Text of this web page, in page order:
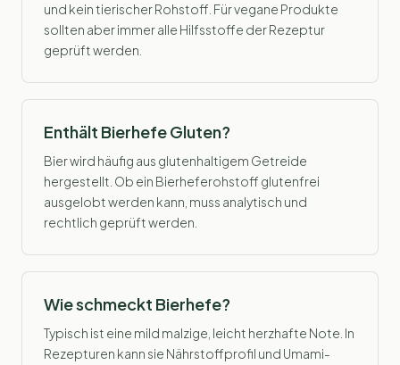
und kein tierischer Rohstoff. Für vegane Produkte
sollten aber immer alle Hilfsstoffe der Rezeptur
geprüft werden.
Enthält Bierhefe Gluten?
Bier wird häufig aus glutenhaltigem Getreide
hergestellt. Ob ein Bierheferohstoff glutenfrei
ausgelobt werden kann, muss analytisch und
rechtlich geprüft werden.
Wie schmeckt Bierhefe?
Typisch ist eine mild malzige, leicht herzhafte Note. In
Rezepturen kann sie Nährstoffprofil und Umami-